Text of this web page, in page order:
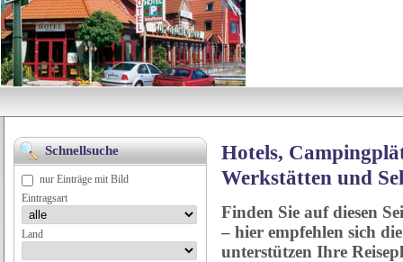
Hotels,
Werkstätten und
Finden Sie auf diesen
– hier empfehlen sich
unterstützen Ihre
Schnellsuche
nur Einträge mit Bild
Eintragsart
Land